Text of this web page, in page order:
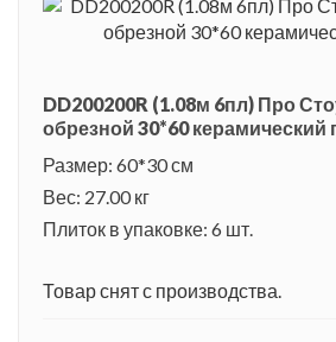
позволяет укладывать плитку с
швах, визуально образуя монолитное
характеризуется отличными
использования.
DD200200R (1.08м 6пл) Про
обрезной 30*60 керамический
Размер: 60*30 см
Вес: 27.00 кг
Плиток в упаковке: 6 шт.
Товар снят с производства.